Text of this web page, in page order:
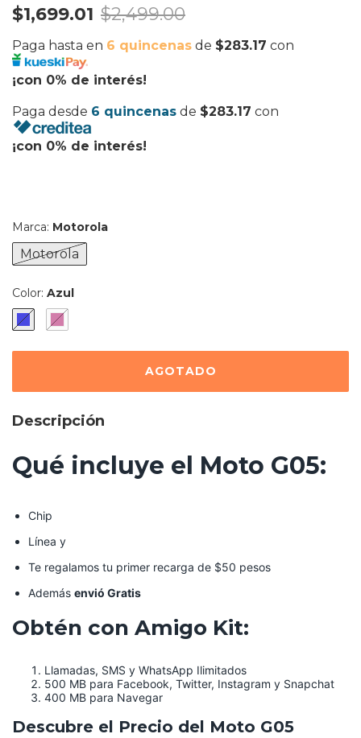
$1,699.01 $2,499.00
Paga hasta en 6 quincenas de $283.17 con
¡con 0% de interés!
Paga desde 6 quincenas de $283.17 con
¡con 0% de interés!
Marca: Motorola
Motorola
Color: Azul
Descripción
Qué incluye el Moto G05:
Chip
Línea y
Te regalamos tu primer recarga de $50 pesos
Además envió Gratis
Obtén con Amigo Kit:
Llamadas, SMS y WhatsApp Ilimitados
500 MB para Facebook, Twitter, Instagram y Snapchat
400 MB para Navegar
Descubre el Precio del Moto G05